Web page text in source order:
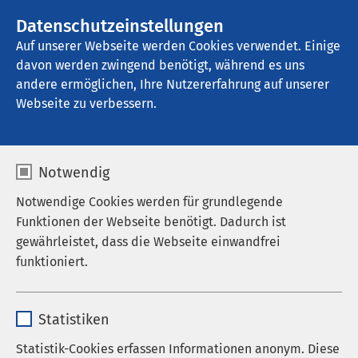
Datenschutzeinstellungen
Auf unserer Webseite werden Cookies verwendet. Einige
davon werden zwingend benötigt, während es uns
andere ermöglichen, Ihre Nutzererfahrung auf unserer
Webseite zu verbessern.
Notwendig
Notwendige Cookies werden für grundlegende
Funktionen der Webseite benötigt. Dadurch ist
gewährleistet, dass die Webseite einwandfrei
funktioniert.
Anbieter sgalinski
Statistiken
Statistik-Cookies erfassen Informationen anonym. Diese
AMEOS Seeklinikum Brunnen - Ambulante
Dienste